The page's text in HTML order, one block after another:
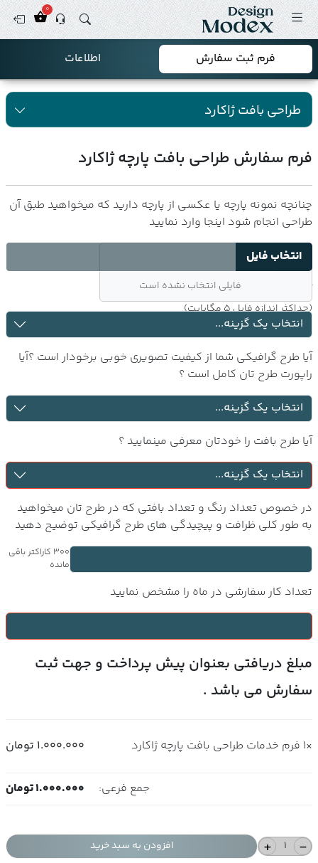
0
فرم ثبت سفارش اطلاعات
طراحی بافت ژاکارد
فرم سفارش طراحی بافت پارچه ژاکارد
چنانچه نمونه پارچه یا عکسی از پارچه دارید که میخواهید طبق آن
طراحی انجام شود اینجا وارد نمایید
فایلی انتخاب نشده است
(حداکثر اندازه فایل 5 مگابایت)
آیا طرح گرافیکی در اختیار دارید ؟
آیا طرح گرافیکی شما از کیفیت تصویری خوبی برخودار است ؟آیا
راپورت طرح تان کامل است ؟
آیا طرح بافت را خودتان معرفی مینمایید ؟
در خصوص تعداد رنگ و تعداد بافتی که در طرح تان میخواهید
به طور کلی ظرافت و پیچیدگی های طرح گرافیکی توضیح دهید
300 کاراکتر باقی
مانده
تعداد کار سفارشی در ماه را مشخص نمایید
مبلغ دریافتی بعنوان پیش پرداخت و جهت ثبت
سفارش می باشد .
×1 فرم خدمات طراحی بافت پارچه ژاکارد 1.000.000 تومان
جمع فرعی: 1.000.000تومان
-
+ افزودن به سبد خرید